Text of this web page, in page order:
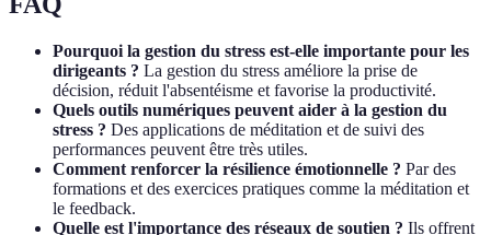
Pourquoi la gestion du stress est-elle importante pour les
dirigeants ? La gestion du stress améliore la prise de
décision, réduit l'absentéisme et favorise la productivité.
Quels outils numériques peuvent aider à la gestion du
stress ? Des applications de méditation et de suivi des
performances peuvent être très utiles.
Comment renforcer la résilience émotionnelle ? Par des
formations et des exercices pratiques comme la méditation et
le feedback.
Quelle est l'importance des réseaux de soutien ? Ils offrent